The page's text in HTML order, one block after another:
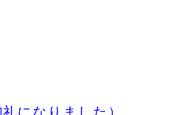
になりました）